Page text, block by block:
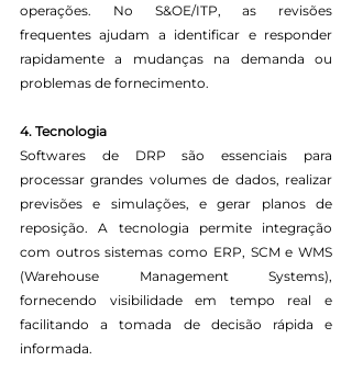
operações. No S&OE/ITP, as revisões
frequentes ajudam a identificar e responder
rapidamente a mudanças na demanda ou
problemas de fornecimento.
4. Tecnologia
Softwares de DRP são essenciais para
processar grandes volumes de dados, realizar
previsões e simulações, e gerar planos de
reposição. A tecnologia permite integração
com outros sistemas como ERP, SCM e WMS
(Warehouse Management Systems),
fornecendo visibilidade em tempo real e
facilitando a tomada de decisão rápida e
informada.